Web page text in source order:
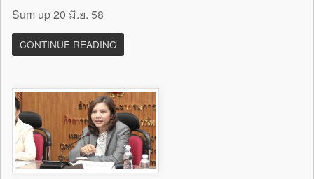
Sum up 20 มิ.ย. 58
CONTINUE READING